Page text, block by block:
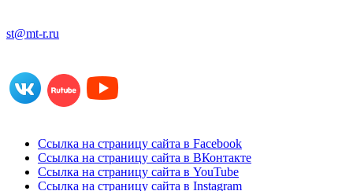
st@mt-r.ru
Ссылка на страницу сайта в Facebook
Ссылка на страницу сайта в ВКонтакте
Ссылка на страницу сайта в YouTube
Ссылка на страницу сайта в Instagram